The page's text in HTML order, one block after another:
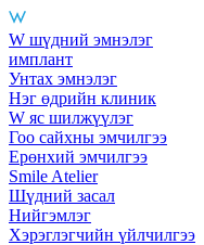
Main Services
W шүдний эмнэлэг
имплант
Унтах эмнэлэг
Нэг өдрийн клиник
W яс шилжүүлэг
Гоо сайхны эмчилгээ
Ерөнхий эмчилгээ
Smile Atelier
Шүдний засал
Нийгэмлэг
Хэрэглэгчийн үйлчилгээ